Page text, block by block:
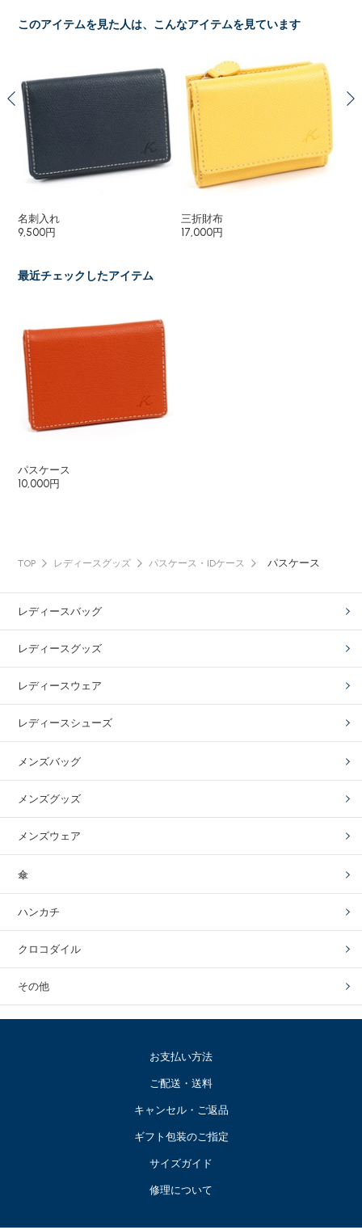
このアイテムを見た人は、こんなアイテムを見ています
名刺入れ
9,500円
三折財布
17,000円
最近チェックしたアイテム
パスケース
10,000円
TOP レディースグッズ パスケース・IDケース パスケース
レディースバッグ
レディースグッズ
レディースウェア
レディースシューズ
メンズバッグ
メンズグッズ
メンズウェア
傘
ハンカチ
クロコダイル
その他
お支払い方法
ご配送・送料
キャンセル・ご返品
ギフト包装のご指定
サイズガイド
修理について